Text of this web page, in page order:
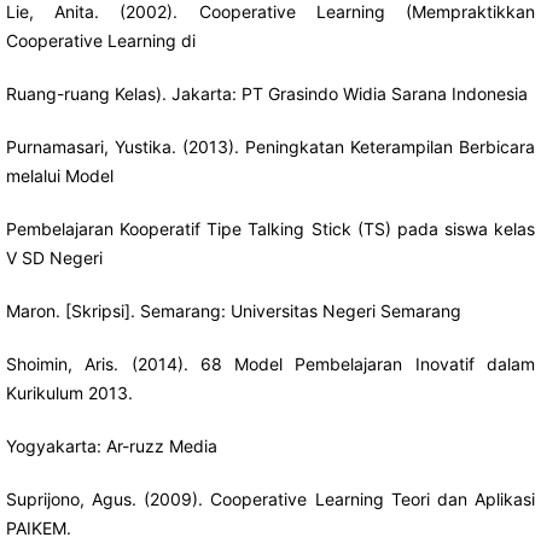
Lie, Anita. (2002). Cooperative Learning (Mempraktikkan
Cooperative Learning di
Ruang-ruang Kelas). Jakarta: PT Grasindo Widia Sarana Indonesia
Purnamasari, Yustika. (2013). Peningkatan Keterampilan Berbicara
melalui Model
Pembelajaran Kooperatif Tipe Talking Stick (TS) pada siswa kelas
V SD Negeri
Maron. [Skripsi]. Semarang: Universitas Negeri Semarang
Shoimin, Aris. (2014). 68 Model Pembelajaran Inovatif dalam
Kurikulum 2013.
Yogyakarta: Ar-ruzz Media
Suprijono, Agus. (2009). Cooperative Learning Teori dan Aplikasi
PAIKEM.